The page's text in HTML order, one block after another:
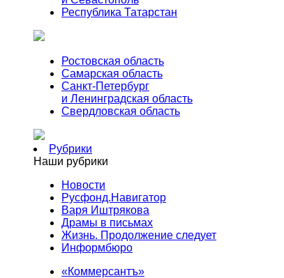
Республика Татарстан
Ростовская область
Самарская область
Санкт-Петербург
и Ленинградская область
Свердловская область
Рубрики
Наши рубрики
Новости
Русфонд.Навигатор
Варя Иштрякова
Драмы в письмах
Жизнь. Продолжение следует
Информбюро
«Коммерсантъ»